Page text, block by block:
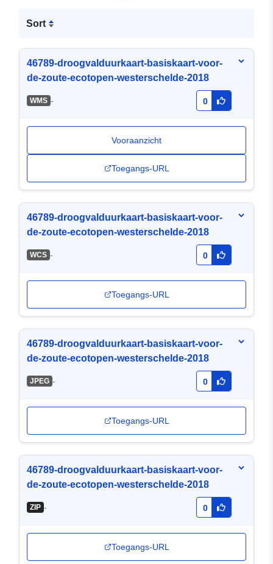
Sort
46789-droogvalduurkaart-basiskaart-voor-
de-zoute-ecotopen-westerschelde-2018
WMS - 0
Vooraanzicht
Toegangs-URL
46789-droogvalduurkaart-basiskaart-voor-
de-zoute-ecotopen-westerschelde-2018
WCS - 0
Toegangs-URL
46789-droogvalduurkaart-basiskaart-voor-
de-zoute-ecotopen-westerschelde-2018
JPEG - 0
Toegangs-URL
46789-droogvalduurkaart-basiskaart-voor-
de-zoute-ecotopen-westerschelde-2018
ZIP - 0
Toegangs-URL